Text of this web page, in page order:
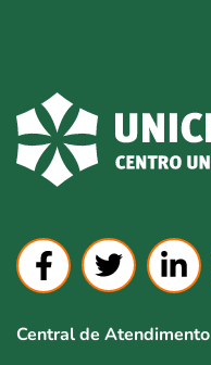
Central de Atendimento